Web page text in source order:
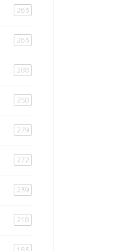
263
263
288
258
279
272
239
218